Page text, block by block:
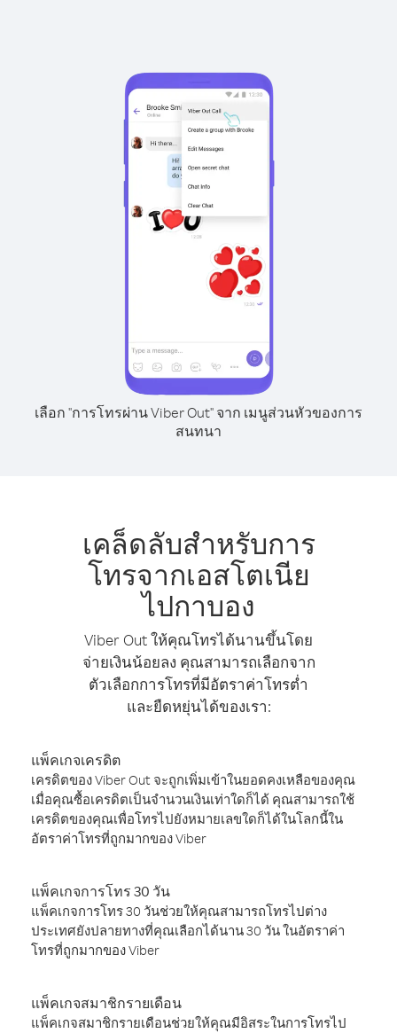
เลือก "การโทรผ่าน Viber Out" จาก เมนูส่วนหัวของการ
สนทนา
เคล็ดลับสำหรับการ
โทรจากเอสโตเนีย
ไปกาบอง
Viber Out ให้คุณโทรได้นานขึ้นโดย
จ่ายเงินน้อยลง คุณสามารถเลือกจาก
ตัวเลือกการโทรที่มีอัตราค่าโทรต่ำ
และยืดหยุ่นได้ของเรา:
แพ็คเกจเครดิต
เครดิตของ Viber Out จะถูกเพิ่มเข้าในยอดคงเหลือของคุณ
เมื่อคุณซื้อเครดิตเป็นจำนวนเงินเท่าใดก็ได้ คุณสามารถใช้
เครดิตของคุณเพื่อโทรไปยังหมายเลขใดก็ได้ในโลกนี้ใน
อัตราค่าโทรที่ถูกมากของ Viber
แพ็คเกจการโทร 30 วัน
แพ็คเกจการโทร 30 วันช่วยให้คุณสามารถโทรไปต่าง
ประเทศยังปลายทางที่คุณเลือกได้นาน 30 วัน ในอัตราค่า
โทรที่ถูกมากของ Viber
แพ็คเกจสมาชิกรายเดือน
แพ็คเกจสมาชิกรายเดือนช่วยให้คุณมีอิสระในการโทรไป